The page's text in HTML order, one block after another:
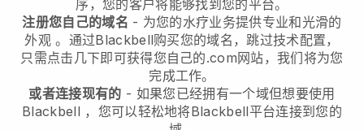
序，您的客户将能够找到您的平台。
注册您自己的域名 - 为您的水疗业务提供专业和光滑的
外观。通过Blackbell购买您的域名，跳过技术配置，
只需点击几下即可获得您自己的.com网站，我们将为您
完成工作。
或者连接现有的 - 如果您已经拥有一个域但想要使用
Blackbell ，您可以轻松地将Blackbell平台连接到您的